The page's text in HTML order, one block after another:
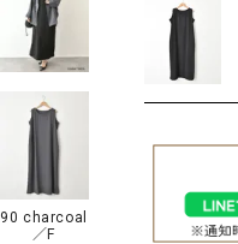
ソックス・その他雑貨
90 charcoal
／F